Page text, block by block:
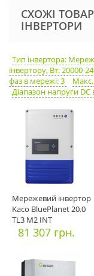
СХОЖІ
ІНВЕРТОРИ
Тип інвертора:
інвертору, Вт: 20000-
фаз в мережі: 3
Макс.
Діапазон напруги DC
Мережевий інвертор
Kaco BluePlanet 20.0
TL3 M2 INT
81 307 грн.